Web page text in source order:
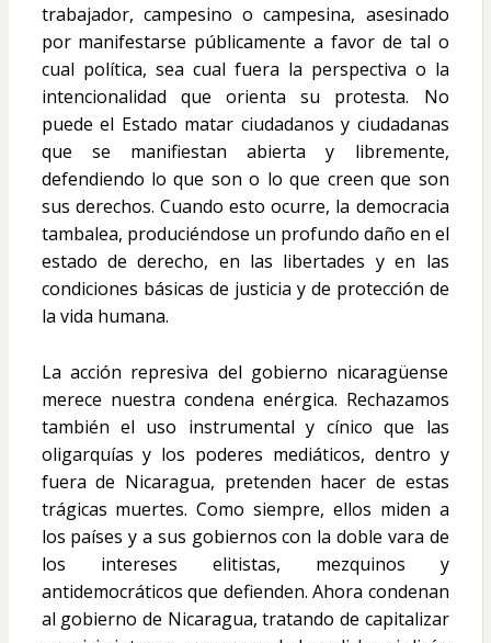
trabajador, campesino o campesina, asesinado
por manifestarse públicamente a favor de tal o
cual política, sea cual fuera la perspectiva o la
intencionalidad que orienta su protesta. No
puede el Estado matar ciudadanos y ciudadanas
que se manifiestan abierta y libremente,
defendiendo lo que son o lo que creen que son
sus derechos. Cuando esto ocurre, la democracia
tambalea, produciéndose un profundo daño en el
estado de derecho, en las libertades y en las
condiciones básicas de justicia y de protección de
la vida humana.
La acción represiva del gobierno nicaragüense
merece nuestra condena enérgica. Rechazamos
también el uso instrumental y cínico que las
oligarquías y los poderes mediáticos, dentro y
fuera de Nicaragua, pretenden hacer de estas
trágicas muertes. Como siempre, ellos miden a
los países y a sus gobiernos con la doble vara de
los intereses elitistas, mezquinos y
antidemocráticos que defienden. Ahora condenan
al gobierno de Nicaragua, tratando de capitalizar